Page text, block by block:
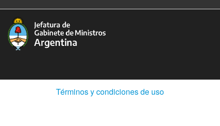
Términos y condiciones de uso(Abre